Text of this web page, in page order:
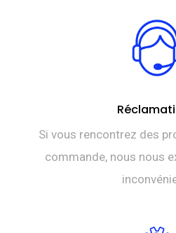
Si vous rencontrez des
commande, nous nous